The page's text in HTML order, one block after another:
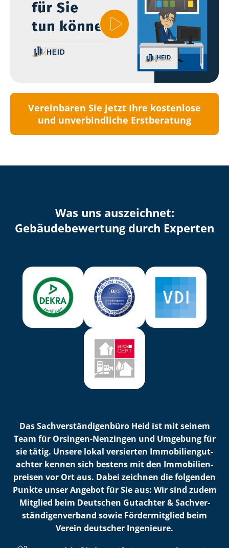
Vereinbaren Sie jetzt Ihre kostenlose
und unverbindliche Erstberatung
Was uns auszeichnet:
Ge­bäu­de­be­wer­tung durch Experten
Das Sach­ver­stän­di­gen­bü­ro Heid ist mit seinem
Team für Orsingen-Nenzingen und Umgebung für
sie tätig. Unsere lokal versierten Im­mo­bi­li­en­gut­
ach­ter kennen sich bestens mit den Im­mo­bi­li­en­
prei­sen vor Ort aus. Dabei zeichnen die folgenden
Punkte unser Angebot für Sie aus: Wir sind zudem
Mitglied beim Deutschen Gutachter & Sach­ver­
stän­di­gen­ver­band sowie Fördermitglied beim
Verein deutscher Ingenieure.